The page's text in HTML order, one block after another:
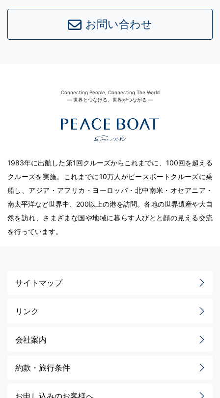
お問い合わせ
Connecting People, Connecting The World
― 世界とつなげる、世界がつながる ―
1983年に出航した第1回クルーズからこれまでに、100回を超える
クルーズを実施。これまでに10万人がピースボートクルーズに乗
船し、アジア・アフリカ・ヨーロッパ・北中南米・オセアニア・
南太平洋など世界中、200以上の港を訪問。各地の世界遺産や大自
然を訪れ、さまざまな国や地域に暮らす人びとと顔の見える交流
を行っています。
サイトマップ
リンク
会社案内
約款・旅行条件
お申し込みのお客様へ